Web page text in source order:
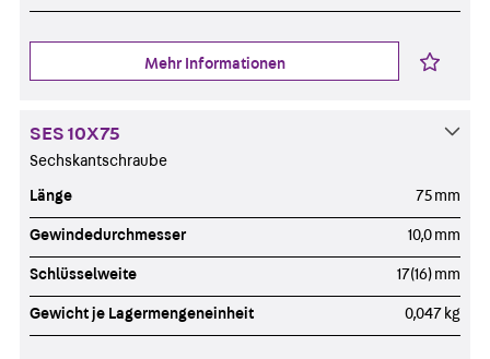
Mehr Informationen
SES 10X75
Sechskantschraube
Länge 75 mm
Gewindedurchmesser 10,0 mm
Schlüsselweite 17(16) mm
Gewicht je Lagermengeneinheit 0,047 kg